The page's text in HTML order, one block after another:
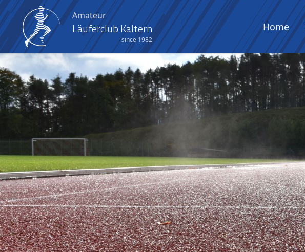
Amateur
Läuferclub Kaltern
since 1982
Home